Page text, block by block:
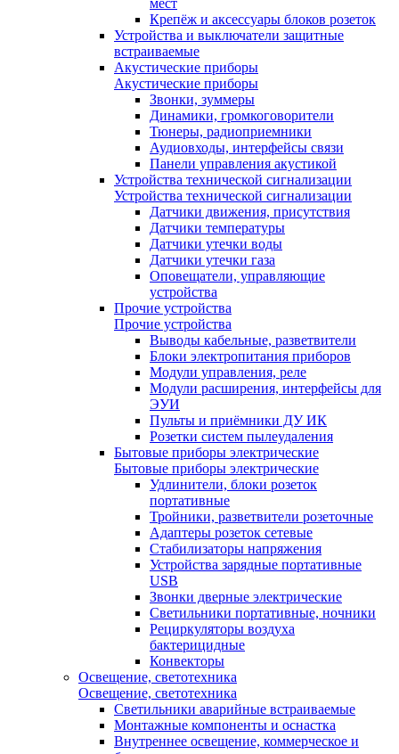
мест
Крепёж и аксессуары блоков розеток
Устройства и выключатели защитные
встраиваемые
Акустические приборы
Акустические приборы
Звонки, зуммеры
Динамики, громкоговорители
Тюнеры, радиоприемники
Аудиовходы, интерфейсы связи
Панели управления акустикой
Устройства технической сигнализации
Устройства технической сигнализации
Датчики движения, присутствия
Датчики температуры
Датчики утечки воды
Датчики утечки газа
Оповещатели, управляющие
устройства
Прочие устройства
Прочие устройства
Выводы кабельные, разветвители
Блоки электропитания приборов
Модули управления, реле
Модули расширения, интерфейсы для
ЭУИ
Пульты и приёмники ДУ ИК
Розетки систем пылеудаления
Бытовые приборы электрические
Бытовые приборы электрические
Удлинители, блоки розеток
портативные
Тройники, разветвители розеточные
Адаптеры розеток сетевые
Стабилизаторы напряжения
Устройства зарядные портативные
USB
Звонки дверные электрические
Светильники портативные, ночники
Рециркуляторы воздуха
бактерицидные
Конвекторы
Освещение, светотехника
Освещение, светотехника
Светильники аварийные встраиваемые
Монтажные компоненты и оснастка
Внутреннее освещение, коммерческое и